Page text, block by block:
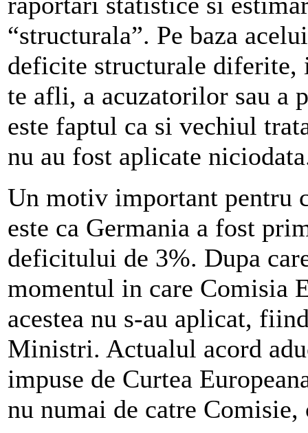
“structurala”. Pe baza
deficite structurale diferite,
te afli, a acuzatorilor sau a
este faptul ca si vechiul
nu au fost aplicate
Un motiv important pentru
este ca Germania a fost
deficitului de 3%. Dupa
momentul in care Comisia
acestea nu s-au aplicat,
Ministri. Actualul acord
impuse de Curtea
nu numai de catre Comisie,